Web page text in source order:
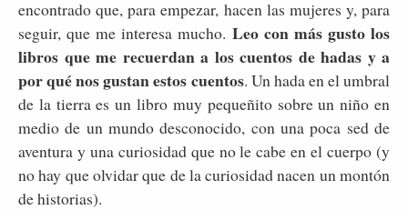
encontrado que, para empezar, hacen las mujeres y, para
seguir, que me interesa mucho. Leo con más gusto los
libros que me recuerdan a los cuentos de hadas y a
por qué nos gustan estos cuentos. Un hada en el umbral
de la tierra es un libro muy pequeñito sobre un niño en
medio de un mundo desconocido, con una poca sed de
aventura y una curiosidad que no le cabe en el cuerpo (y
no hay que olvidar que de la curiosidad nacen un montón
de historias).